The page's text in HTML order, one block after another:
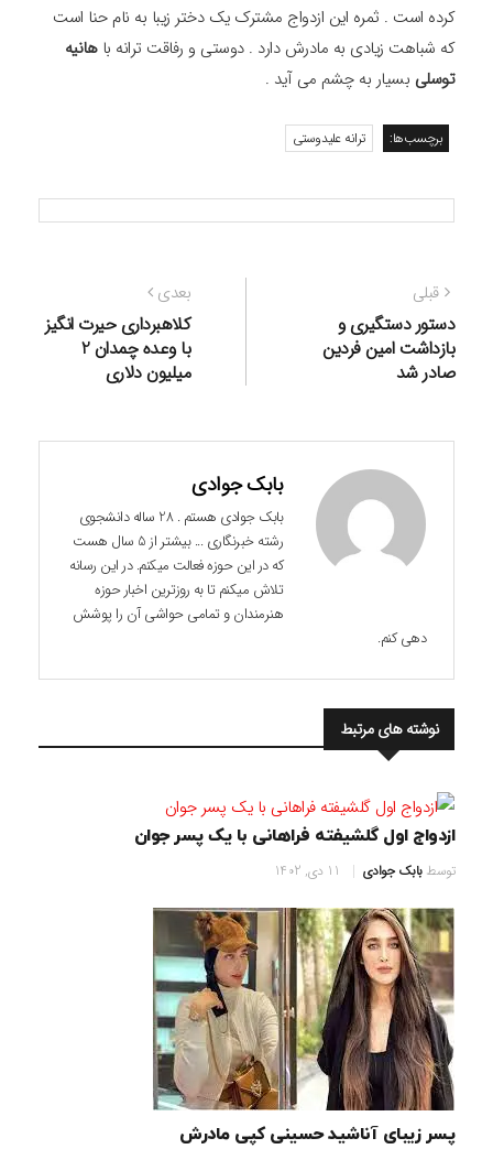
کرده است . ثمره این ازدواج مشترک یک دختر زیبا به نام حنا است
که شباهت زیادی به مادرش دارد . دوستی و رفاقت ترانه باهانیه
توسلی بسیار به چشم می آید .
برچسب‌ها: ترانه علیدوستی
راهبری
نوشته
قبلی
قبلی:
دستور دستگیری و
بازداشت امین فردین
صادر شد
بعدی
بعدی:
کلاهبرداری حیرت انگیز
با وعده چمدان 2
میلیون دلاری
بابک جوادی
بابک جوادی هستم . 28 ساله دانشجوی
رشته خبرنگاری ... بیشتر از 5 سال هست
که در این حوزه فعالت میکنم. در این رسانه
تلاش میکنم تا به روزترین اخبار حوزه
هنرمندان و تمامی حواشی آن را پوشش
دهی کنم.
نوشته های مرتبط
ازدواج اول گلشیفته فراهانی با یک پسر جوان
توسطبابک جوادی 11 دی, 1402
پسر زیبای آناشید حسینی کپی مادرش